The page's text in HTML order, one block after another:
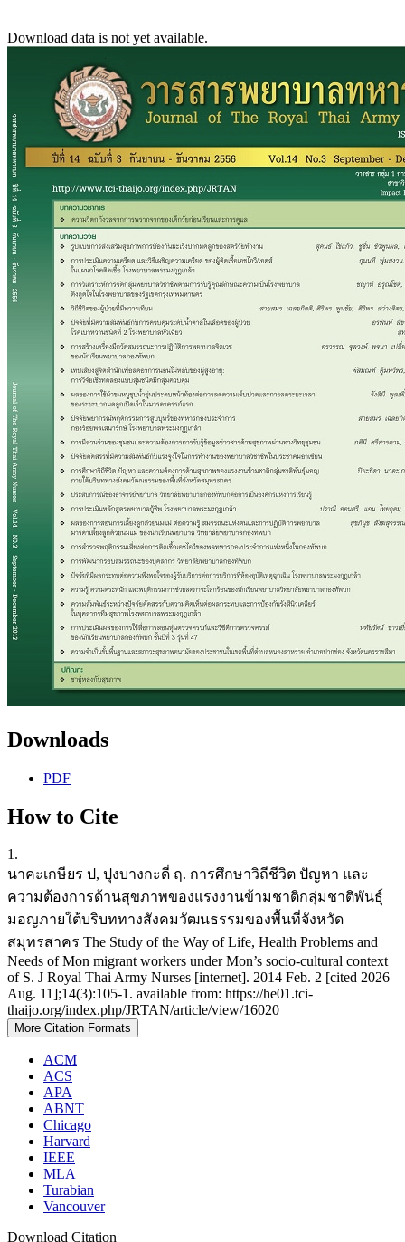
Download data is not yet available.
Downloads
PDF
How to Cite
1.
นาคะเกษียร ป, ปุงบางกะดี่ ฤ. การศึกษาวิถีชีวิต ปัญหา และ
ความต้องการด้านสุขภาพของแรงงานข้ามชาติกลุ่มชาติพันธุ์
มอญภายใต้บริบททางสังคมวัฒนธรรมของพื้นที่จังหวัด
สมุทรสาคร The Study of the Way of Life, Health Problems and
Needs of Mon migrant workers under Mon’s socio-cultural context
of S. J Royal Thai Army Nurses [internet]. 2014 Feb. 2 [cited 2026
Aug. 11];14(3):105-1. available from: https://he01.tci-
thaijo.org/index.php/JRTAN/article/view/16020
More Citation Formats
ACM
ACS
APA
ABNT
Chicago
Harvard
IEEE
MLA
Turabian
Vancouver
Download Citation